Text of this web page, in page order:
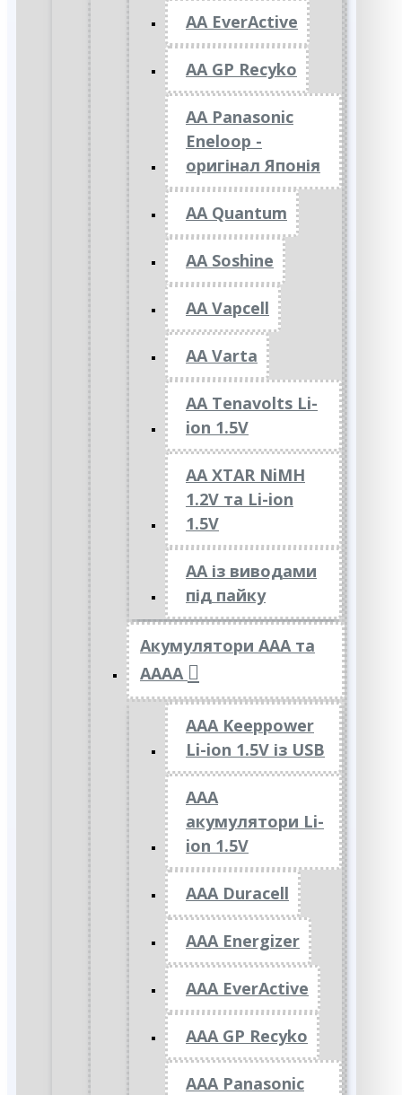
AA EverActive
AA GP Recyko
AA Panasonic
Eneloop -
оригінал Японія
AA Quantum
AA Soshine
AA Vapcell
AA Varta
AA Tenavolts Li-
ion 1.5V
AA XTAR NiMH
1.2V та Li-ion
1.5V
АА із виводами
під пайку
Акумулятори ААА та
АААА
AAA Keeppower
Li-ion 1.5V із USB
ААА
акумулятори Li-
ion 1.5V
AAA Duracell
AAA Energizer
AAA EverActive
AAA GP Recyko
AAA Panasonic